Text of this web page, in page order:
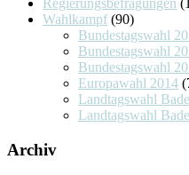
Regierungsbefragungen
Wahlkampf (90)
Bundestagswahl
Bundestagswahl
Bundestagswahl
Europawahl 2014
Landtagswahl
Landtagswahl
Archiv